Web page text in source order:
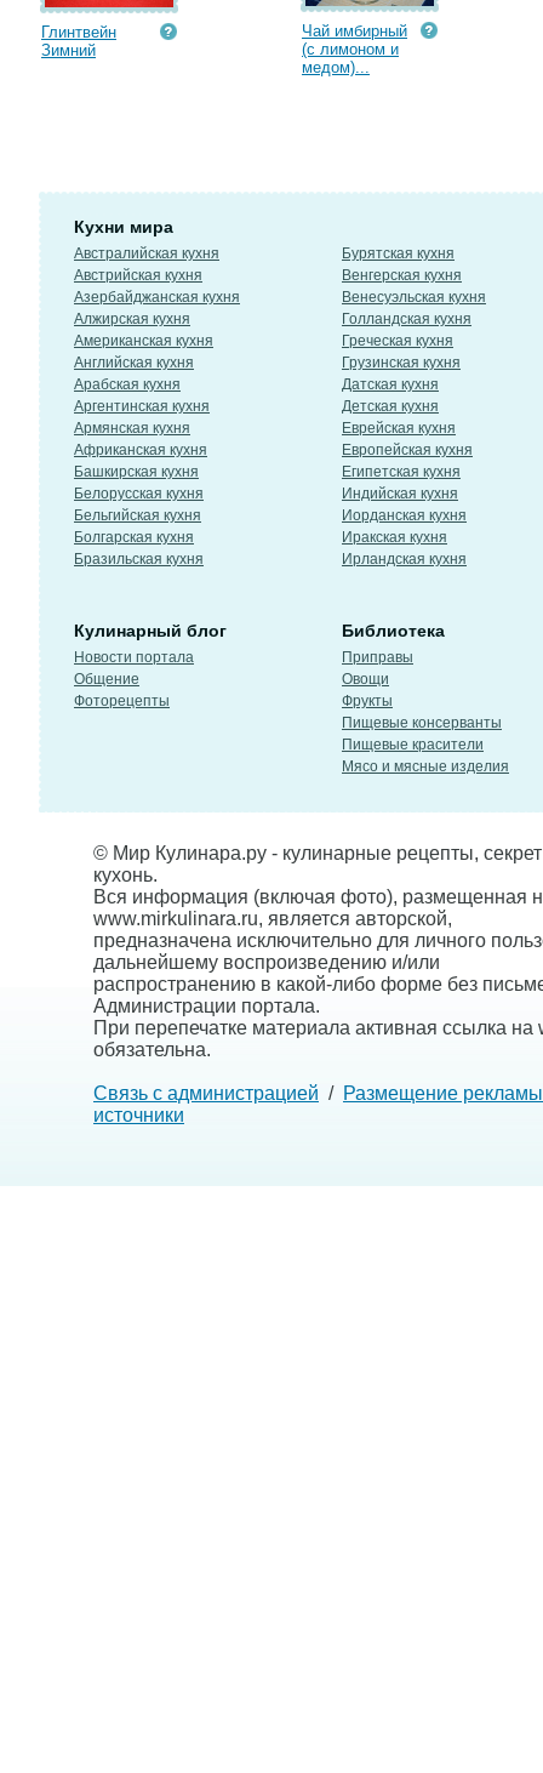
Глинтвейн
Зимний
Чай имбирный
(с лимоном и
медом)...
Кухни мира
Австралийская кухня
Австрийская кухня
Азербайджанская кухня
Алжирская кухня
Американская кухня
Английская кухня
Арабская кухня
Аргентинская кухня
Армянская кухня
Африканская кухня
Башкирская кухня
Белорусская кухня
Бельгийская кухня
Болгарская кухня
Бразильская кухня
Бурятская кухня
Венгерская кухня
Венесуэльская кухня
Голландская кухня
Греческая кухня
Грузинская кухня
Датская кухня
Детская кухня
Еврейская кухня
Европейская кухня
Египетская кухня
Индийская кухня
Иорданская кухня
Иракская кухня
Ирландская кухня
Кулинарный блог
Новости портала
Общение
Фоторецепты
Библиотека
Приправы
Овощи
Фрукты
Пищевые консерванты
Пищевые красители
Мясо и мясные изделия
© Мир Кулинара.ру - кулинарные рецепты,
кухонь.
Вся информация (включая фото), размещенная
www.mirkulinara.ru, является авторской,
предназначена исключительно для личного
дальнейшему воспроизведению и/или
распространению в какой-либо форме без
Администрации портала.
При перепечатке материала активная ссылка на
обязательна.
Связь с администрацией / Размещение рекламы
источники